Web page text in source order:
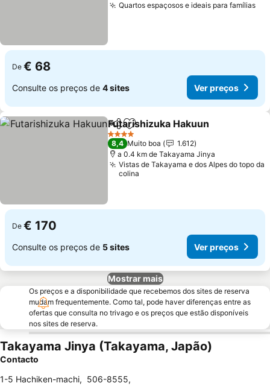
Quartos espaçosos e ideais para famílias
De € 68
Consulte os preços de 4 sites Ver preços
PartilharAdicionar aos favoritos
Futarishizuka Hakuun
4 Estrelas
8,4 Muito boa
1.612
a 0.4 km de Takayama Jinya
Vistas de Takayama e dos Alpes do topo da
colina
De € 170
Consulte os preços de 5 sites Ver preços
Mostrar mais
Os preços e a disponibilidade que recebemos dos sites de reserva
mudam frequentemente. Como tal, pode haver diferenças entre as
ofertas que consulta no trivago e os preços que estão disponíveis
nos sites de reserva.
Takayama Jinya (Takayama, Japão)
Contacto
1-5 Hachiken-machi, 506-8555,